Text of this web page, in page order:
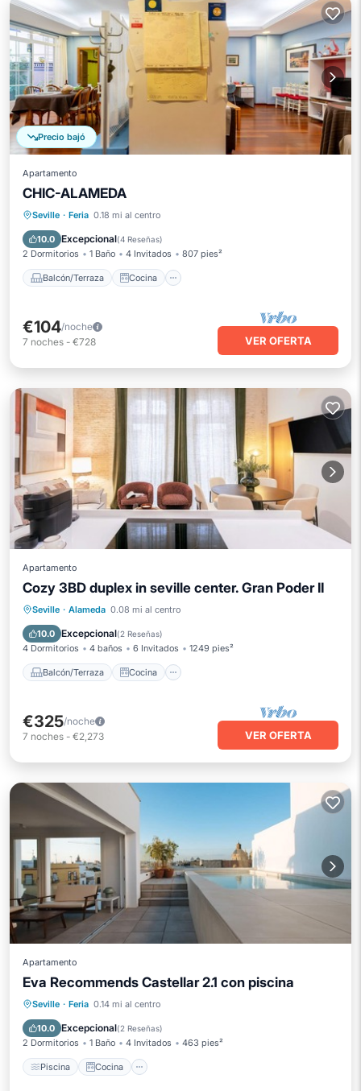
Precio bajó
Apartamento
CHIC-ALAMEDA
Seville · Feria 0.18 mi al centro
10.0 Excepcional(4 Reseñas)
2 Dormitorios 1 Baño 4 Invitados 807 pies²
Balcón/Terraza Cocina
Balcón/Terraza
Aire acondicionado
€104/noche
7 noches - €728 VER OFERTA
Apartamento
Cozy 3BD duplex in seville center. Gran Poder II
Seville · Alameda 0.08 mi al centro
10.0 Excepcional(2 Reseñas)
4 Dormitorios 4 baños 6 Invitados 1249 pies²
Balcón/Terraza Cocina
Balcón/Terraza
Cocina
Aire acondicionado
€325/noche
7 noches - €2,273 VER OFERTA
Apartamento
Eva Recommends Castellar 2.1 con piscina
Seville · Feria 0.14 mi al centro
10.0 Excepcional(2 Reseñas)
2 Dormitorios 1 Baño 4 Invitados 463 pies²
Piscina Cocina
Piscina Cocina
Internet